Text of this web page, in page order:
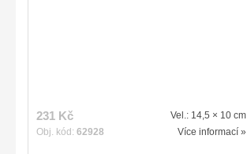
231 Kč
Obj. kód: 62928
Vel.: 14,5 × 10 cm
Více informací »